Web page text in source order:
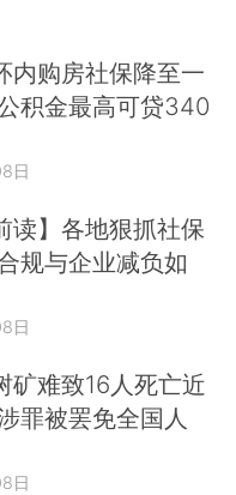
内购房社保降至一
积金最高可贷340
日
读】各地狠抓社保
规与企业减负如
日
矿难致16人死亡近
罪被罢免全国人
日